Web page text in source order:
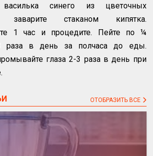
василька синего из цветочных
заварите стаканом кипятка.
1 час и процедите. Пейте по ¼
раза в день за полчаса до еды.
глаза 2-3 раза в день при
ОТОБРАЗИТЬ ВСЕ